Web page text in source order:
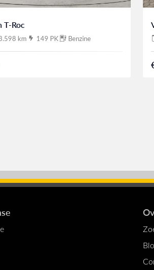
T-Roc
km 149 PK Benzine